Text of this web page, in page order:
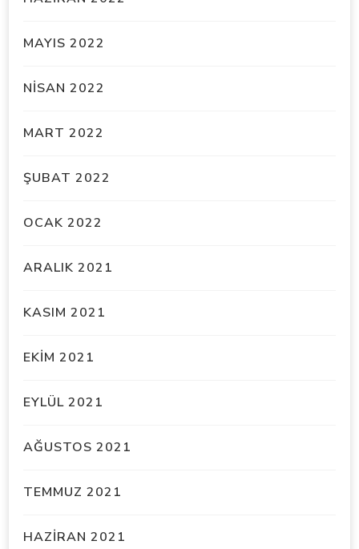
MAYIS 2022
NISAN 2022
MART 2022
ŞUBAT 2022
OCAK 2022
ARALIK 2021
KASIM 2021
EKIM 2021
EYLÜL 2021
AĞUSTOS 2021
TEMMUZ 2021
HAZIRAN 2021